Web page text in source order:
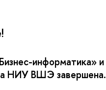
информатика» и
НИУ ВШЭ завершена.